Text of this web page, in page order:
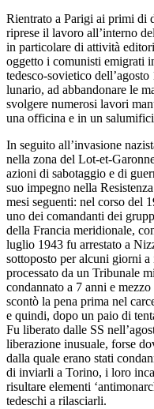
Rientrato a Parigi ai primi di
riprese il lavoro all’interno
in particolare di attività
oggetto i comunisti emigrati
tedesco-sovietico
lunario, ad abbandonare le
svolgere numerosi lavori
una officina e in un
In seguito all’invasione
nella zona del Lot-et-
azioni di sabotaggio e di
suo impegno nella
mesi seguenti: nel corso del
uno dei comandanti dei
della Francia meridionale,
luglio 1943 fu arrestato a
sottoposto per alcuni giorni
processato da un Tribunale
condannato a 7 anni e
scontò la pena prima nel
e quindi, dopo un paio di
Fu liberato dalle SS
liberazione inusuale, forse
dalla quale erano stati
di inviarli a Torino, i loro
risultare elementi
tedeschi a rilasciarli.